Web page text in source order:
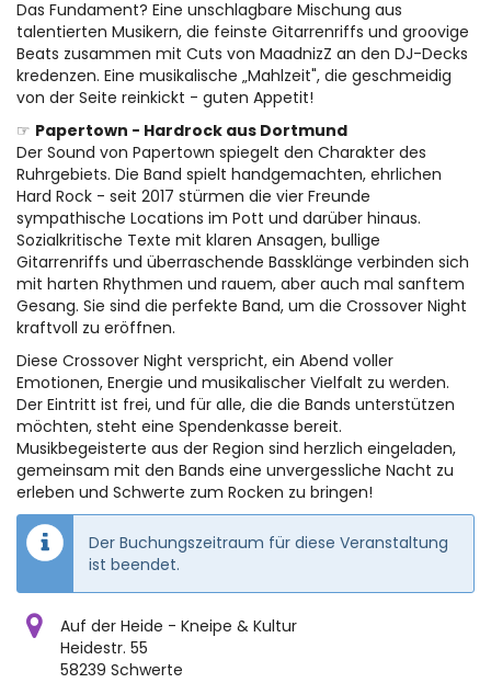
Das Fundament? Eine unschlagbare Mischung aus
talentierten Musikern, die feinste Gitarrenriffs und groovige
Beats zusammen mit Cuts von MaadnizZ an den DJ-Decks
kredenzen. Eine musikalische „Mahlzeit", die geschmeidig
von der Seite reinkickt - guten Appetit!
☞ Papertown - Hardrock aus Dortmund
Der Sound von Papertown spiegelt den Charakter des
Ruhrgebiets. Die Band spielt handgemachten, ehrlichen
Hard Rock - seit 2017 stürmen die vier Freunde
sympathische Locations im Pott und darüber hinaus.
Sozialkritische Texte mit klaren Ansagen, bullige
Gitarrenriffs und überraschende Bassklänge verbinden sich
mit harten Rhythmen und rauem, aber auch mal sanftem
Gesang. Sie sind die perfekte Band, um die Crossover Night
kraftvoll zu eröffnen.
Diese Crossover Night verspricht, ein Abend voller
Emotionen, Energie und musikalischer Vielfalt zu werden.
Der Eintritt ist frei, und für alle, die die Bands unterstützen
möchten, steht eine Spendenkasse bereit.
Musikbegeisterte aus der Region sind herzlich eingeladen,
gemeinsam mit den Bands eine unvergessliche Nacht zu
erleben und Schwerte zum Rocken zu bringen!
Der Buchungszeitraum für diese Veranstaltung
ist beendet.
Auf der Heide - Kneipe & Kultur
Heidestr. 55
58239 Schwerte